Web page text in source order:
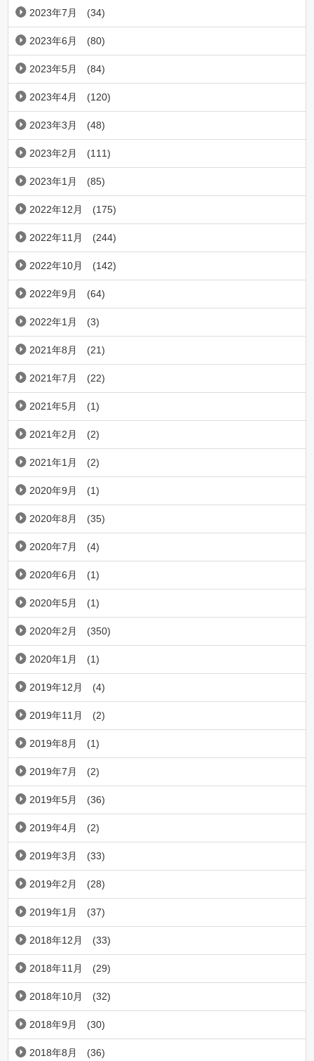
2023年7月 (34)
2023年6月 (80)
2023年5月 (84)
2023年4月 (120)
2023年3月 (48)
2023年2月 (111)
2023年1月 (85)
2022年12月 (175)
2022年11月 (244)
2022年10月 (142)
2022年9月 (64)
2022年1月 (3)
2021年8月 (21)
2021年7月 (22)
2021年5月 (1)
2021年2月 (2)
2021年1月 (2)
2020年9月 (1)
2020年8月 (35)
2020年7月 (4)
2020年6月 (1)
2020年5月 (1)
2020年2月 (350)
2020年1月 (1)
2019年12月 (4)
2019年11月 (2)
2019年8月 (1)
2019年7月 (2)
2019年5月 (36)
2019年4月 (2)
2019年3月 (33)
2019年2月 (28)
2019年1月 (37)
2018年12月 (33)
2018年11月 (29)
2018年10月 (32)
2018年9月 (30)
2018年8月 (36)